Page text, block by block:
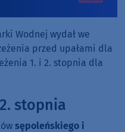
Wodnej wydał we
przed upałami dla
1. i 2. stopnia dla
stopnia
sępoleńskiego i